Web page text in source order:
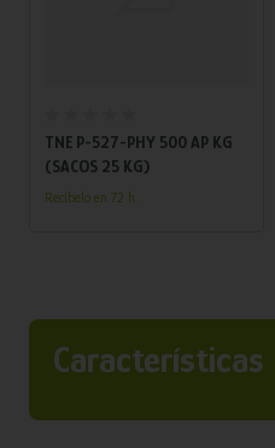
TNE P-527-PHY 500 AP KG
(SACOS 25 KG)
Recíbelo en 72 h.
Características